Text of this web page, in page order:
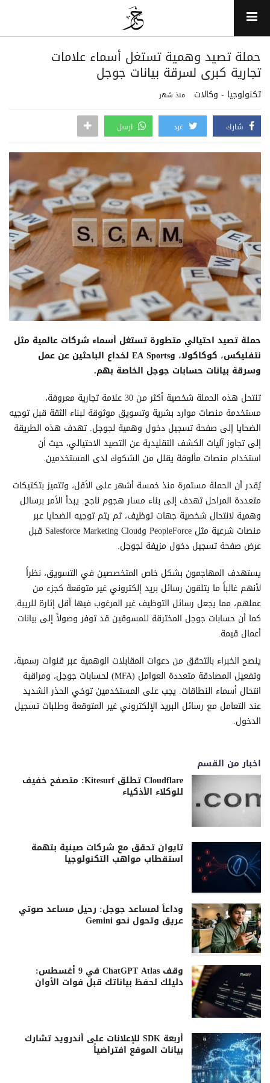
حملة تصيد وهمية تستغل أسماء علامات
تجارية كبرى لسرقة بيانات جوجل
تكنولوجيا - وكالات منذ شهر
شارك غرد ارسل
حملة تصيد احتيالي متطورة تستغل أسماء شركات عالمية مثل
نتفليكس، كوكاكولا، وEA Sports لخداع الباحثين عن عمل
وسرقة بيانات حسابات جوجل الخاصة بهم.
تنتحل هذه الحملة شخصية أكثر من 30 علامة تجارية معروفة،
مستخدمة منصات موارد بشرية وتسويق موثوقة لبناء الثقة قبل توجيه
الضحايا إلى صفحة تسجيل دخول وهمية لجوجل. تهدف هذه الطريقة
إلى تجاوز آليات الكشف التقليدية عن التصيد الاحتيالي، حيث أن
استخدام منصات مألوفة يقلل من الشكوك لدى المستخدمين.
يُقدر أن الحملة مستمرة منذ خمسة أشهر على الأقل، وتتميز بتكتيكات
متعددة المراحل تهدف إلى بناء مسار هجوم ناجح. يبدأ الأمر برسائل
وهمية لانتحال شخصية جهات توظيف، ثم يتم توجيه الضحايا عبر
منصات شرعية مثل PeopleForce وSalesforce Marketing Cloud قبل
عرض صفحة تسجيل دخول مزيفة لجوجل.
يستهدف المهاجمون بشكل خاص المتخصصين في التسويق، نظراً
لأنهم غالباً ما يتلقون رسائل بريد إلكتروني غير متوقعة كجزء من
عملهم، مما يجعل رسائل التوظيف غير المرغوب فيها أقل إثارة للريبة.
كما أن حسابات جوجل المخترقة للمسوقين قد توفر وصولاً إلى بيانات
أعمال قيمة.
ينصح الخبراء بالتحقق من دعوات المقابلات الوهمية عبر قنوات رسمية،
وتفعيل المصادقة متعددة العوامل (MFA) لحسابات جوجل، ومراقبة
انتحال أسماء النطاقات. يجب على المستخدمين توخي الحذر الشديد
عند التعامل مع رسائل البريد الإلكتروني غير المتوقعة وطلبات تسجيل
الدخول.
اخبار من القسم
Cloudflare تطلق Kitesurf: متصفح خفيف
للوكلاء الأذكياء
تايوان تحقق مع شركات صينية بتهمة
استقطاب مواهب التكنولوجيا
وداعاً لمساعد جوجل: رحيل مساعد صوتي
عريق وتحول نحو Gemini
وقف ChatGPT Atlas في 9 أغسطس:
دليلك لحفظ بياناتك قبل فوات الأوان
أربعة SDK للإعلانات على أندرويد تشارك
بيانات الموقع افتراضياً